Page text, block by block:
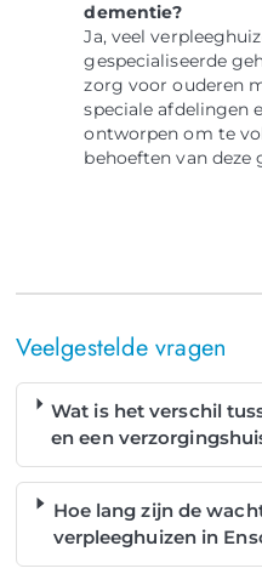
dementie?
Ja, veel
gespecialiseerde
zorg voor ouderen
speciale afdelingen
ontworpen om te
behoeften van deze
Veelgestelde vragen
Wat is het verschil
en een
Hoe lang zijn de
verpleeghuizen in